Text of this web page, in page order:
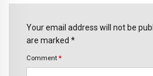
Your email address will not be
are marked *
Comment *